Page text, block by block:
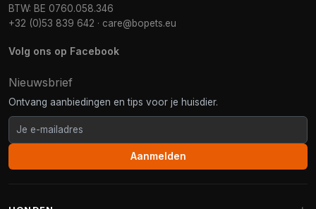
BTW: BE 0760.058.346
+32 (0)53 839 642 · care@bopets.eu
Volg ons op Facebook
Nieuwsbrief
Ontvang aanbiedingen en tips voor je huisdier.
Aanmelden